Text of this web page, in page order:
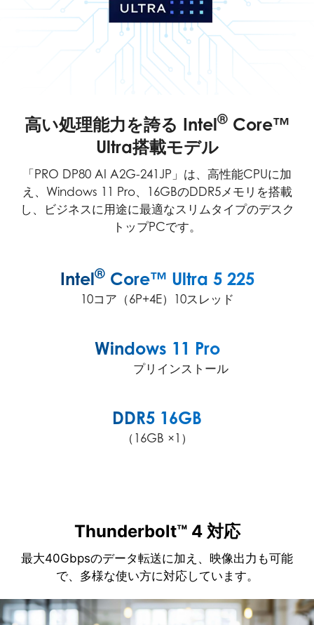
高い処理能力を誇る Intel® Core™
Ultra搭載モデル
「PRO DP80 AI A2G-241JP」は、高性能CPUに加
え、Windows 11 Pro、16GBのDDR5メモリを搭載
し、ビジネスに用途に最適なスリムタイプのデスク
トップPCです。
Intel®Core™ Ultra 5 225
10コア（6P+4E）10スレッド
Windows 11 Pro
プリインストール
DDR5 16GB
（16GB ×1）
Thunderbolt™ 4 対応
最大40Gbpsのデータ転送に加え、映像出力も可能
で、多様な使い方に対応しています。